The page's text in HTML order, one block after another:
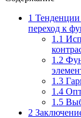
1 Тенденции
переход к
1.1
1.2
1.3
1.4
1.5
2